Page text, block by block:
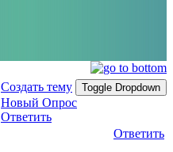
Создать тему
Toggle Dropdown
Новый Опрос
Ответить
Ответить